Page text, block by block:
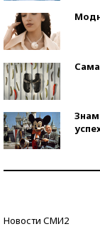
Новости СМИ2